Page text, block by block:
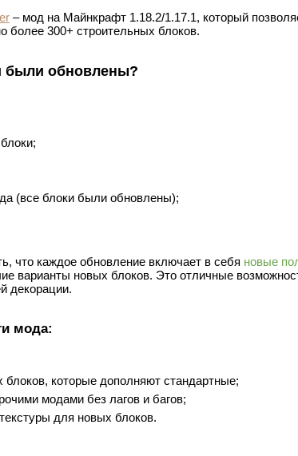
– мод на Майнкрафт 1.18.2/1.17.1, который
более 300+ строительных блоков.
были обновлены?
(все блоки были обновлены);
что каждое обновление включает в себя новые
варианты новых блоков. Это отличные
декорации.
мода:
блоков, которые дополняют стандартные;
модами без лагов и багов;
для новых блоков.